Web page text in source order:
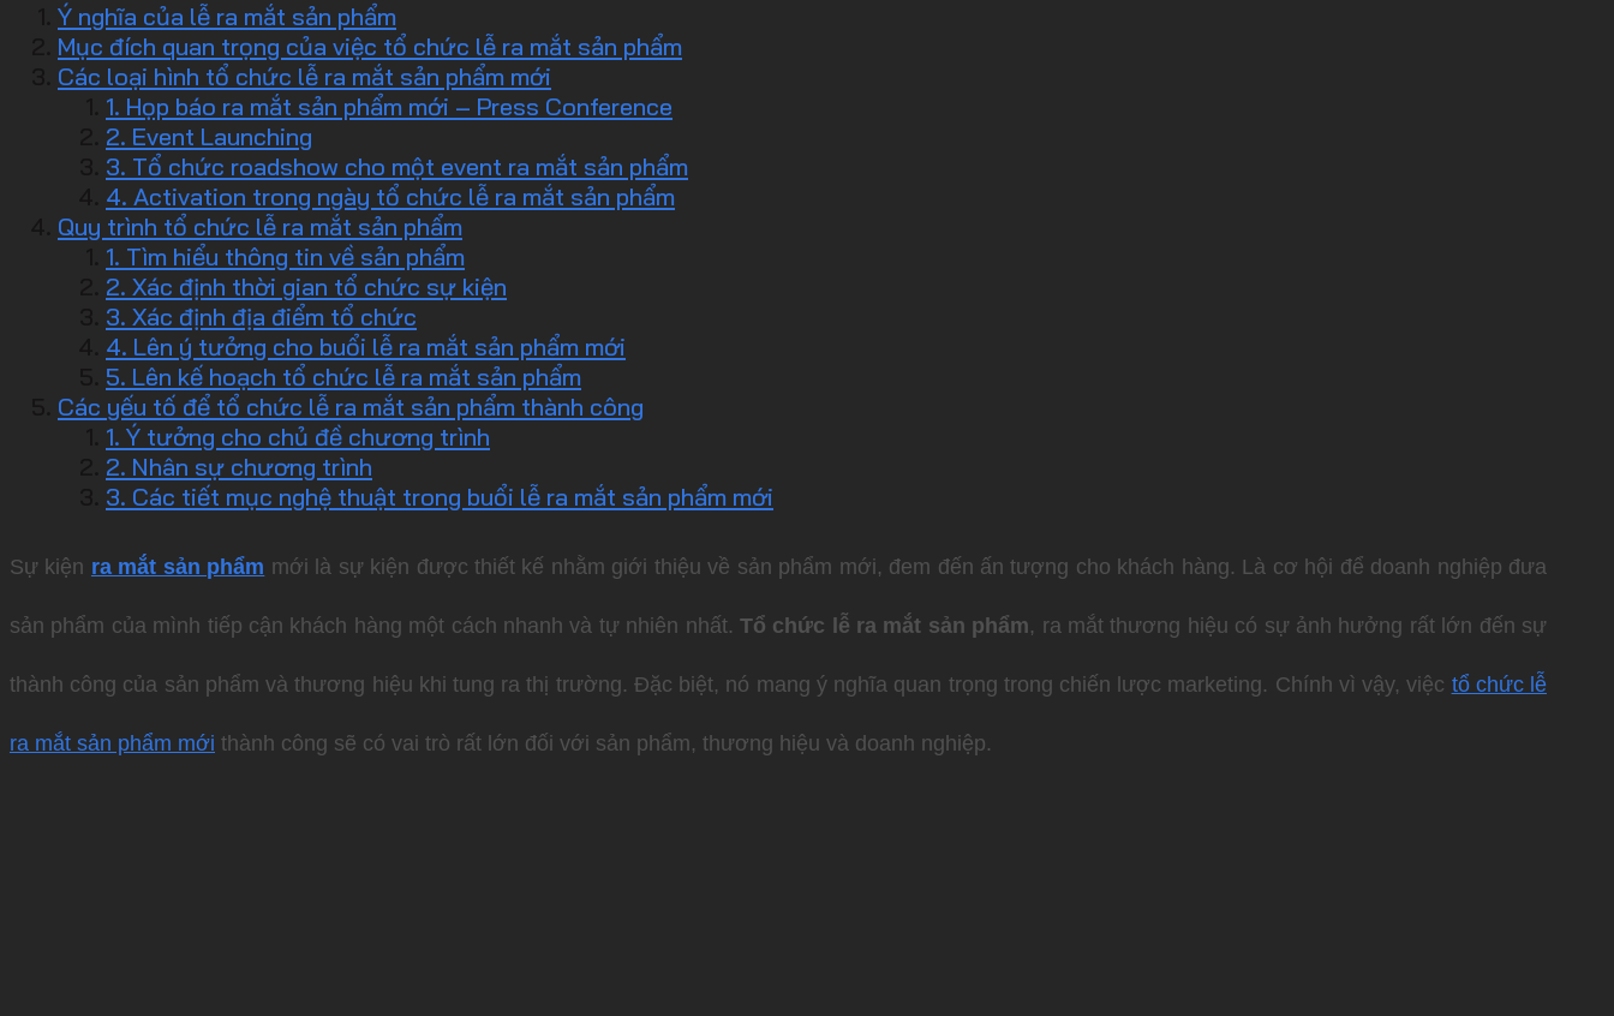
Ý nghĩa của lễ ra mắt sản phẩm
Mục đích quan trọng của việc tổ chức lễ ra mắt sản phẩm
Các loại hình tổ chức lễ ra mắt sản phẩm mới
1. Họp báo ra mắt sản phẩm mới – Press Conference
2. Event Launching
3. Tổ chức roadshow cho một event ra mắt sản phẩm
4. Activation trong ngày tổ chức lễ ra mắt sản phẩm
Quy trình tổ chức lễ ra mắt sản phẩm
1. Tìm hiểu thông tin về sản phẩm
2. Xác định thời gian tổ chức sự kiện
3. Xác định địa điểm tổ chức
4. Lên ý tưởng cho buổi lễ ra mắt sản phẩm mới
5. Lên kế hoạch tổ chức lễ ra mắt sản phẩm
Các yếu tố để tổ chức lễ ra mắt sản phẩm thành công
1. Ý tưởng cho chủ đề chương trình
2. Nhân sự chương trình
3. Các tiết mục nghệ thuật trong buổi lễ ra mắt sản phẩm mới
Sự kiện ra mắt sản phẩm mới là sự kiện được thiết kế nhằm giới thiệu về sản phẩm mới, đem đến ấn tượng cho khách hàng. Là cơ hội để doanh nghiệp đưa
sản phẩm của mình tiếp cận khách hàng một cách nhanh và tự nhiên nhất. Tổ chức lễ ra mắt sản phẩm, ra mắt thương hiệu có sự ảnh hưởng rất lớn đến sự
thành công của sản phẩm và thương hiệu khi tung ra thị trường. Đặc biệt, nó mang ý nghĩa quan trọng trong chiến lược marketing. Chính vì vậy, việc tổ chức lễ
ra mắt sản phẩm mới thành công sẽ có vai trò rất lớn đối với sản phẩm, thương hiệu và doanh nghiệp.